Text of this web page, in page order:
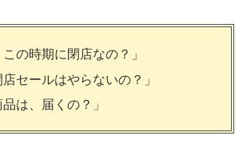
この時期に閉店なの？」
店セールはやらないの？」
は、届くの？」